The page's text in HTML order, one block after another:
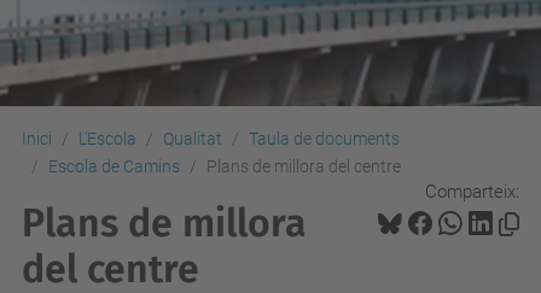
Inici L'Escola Qualitat
Taula de documents
Escola de Camins
Plans de millora del centre
Comparteix:
Plans de millora
del centre